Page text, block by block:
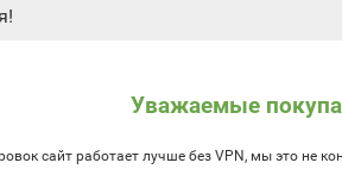
Уважаемые
сайт работает лучше без VPN, мы это не